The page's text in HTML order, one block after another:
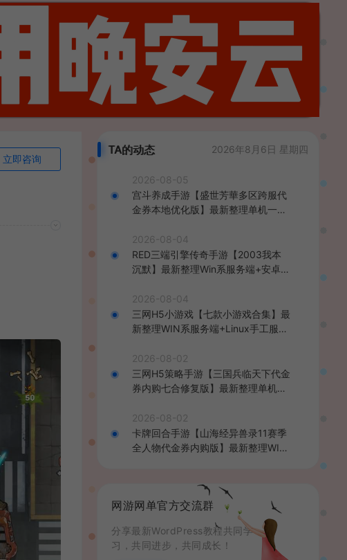
立即咨询
TA的动态 2026年8月6日 星期四
2026-08-05
宫斗养成手游【盛世芳華多区跨服代
金券本地优化版】最新整理单机一键
后台+安卓+详细搭建教程
2026-08-04
RED三端引擎传奇手游【2003我本
沉默】最新整理Win系服务端+安卓苹
2026-08-04
三网H5小游戏【七款小游戏合集】最
新整理WIN系服务端+Linux手工服务
2026-08-02
三网H5策略手游【三国兵临天下代金
券内购七合修复版】最新整理单机一
理后台+GM授权后台+简易安卓客户
端+详细搭建教程+视频教程
2026-08-02
卡牌回合手游【山海经异兽录11赛季
全人物代金券内购版】最新整理WIN
网游网单官方交流群
分享最新WordPress教程共同学
习，共同进步，共同成长！